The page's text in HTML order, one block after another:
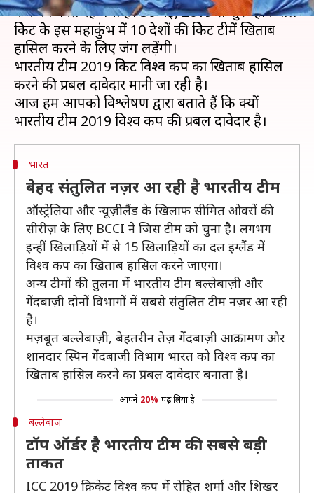
कम का वक्त रह गया है। 30 मई, 2019 से शुरू होने वाले
क्रिकेट के इस महाकुंभ में 10 देशों की क्रिकेट टीमें खिताब
हासिल करने के लिए जंग लड़ेंगी।
भारतीय टीम 2019 क्रिकेट विश्व कप का खिताब हासिल
करने की प्रबल दावेदार मानी जा रही है।
आज हम आपको विश्लेषण द्वारा बताते हैं कि क्यों
भारत
बेहद संतुलित नज़र आ रही है भारतीय टीम
ऑस्ट्रेलिया और न्यूज़ीलैंड के खिलाफ सीमित ओवरों की
सीरीज़ के लिए BCCI ने जिस टीम को चुना है। लगभग
इन्हीं खिलाड़ियों में से 15 खिलाड़ियों का दल इंग्लैंड में
विश्व कप का खिताब हासिल करने जाएगा।
अन्य टीमों की तुलना में भारतीय टीम बल्लेबाज़ी और
गेंदबाज़ी दोनों विभागों में सबसे संतुलित टीम नज़र आ रही
है।
मज़बूत बल्लेबाज़ी, बेहतरीन तेज़ गेंदबाज़ी आक्रामण और
शानदार स्पिन गेंदबाज़ी विभाग भारत को विश्व कप का
खिताब हासिल करने का प्रबल दावेदार बनाता है।
आपने 20% पढ़ लिया है
बल्लेबाज़
टॉप ऑर्डर है भारतीय टीम की सबसे बड़ी
ताकत
ICC 2019 क्रिकेट विश्व कप में रोहित शर्मा और शिखर